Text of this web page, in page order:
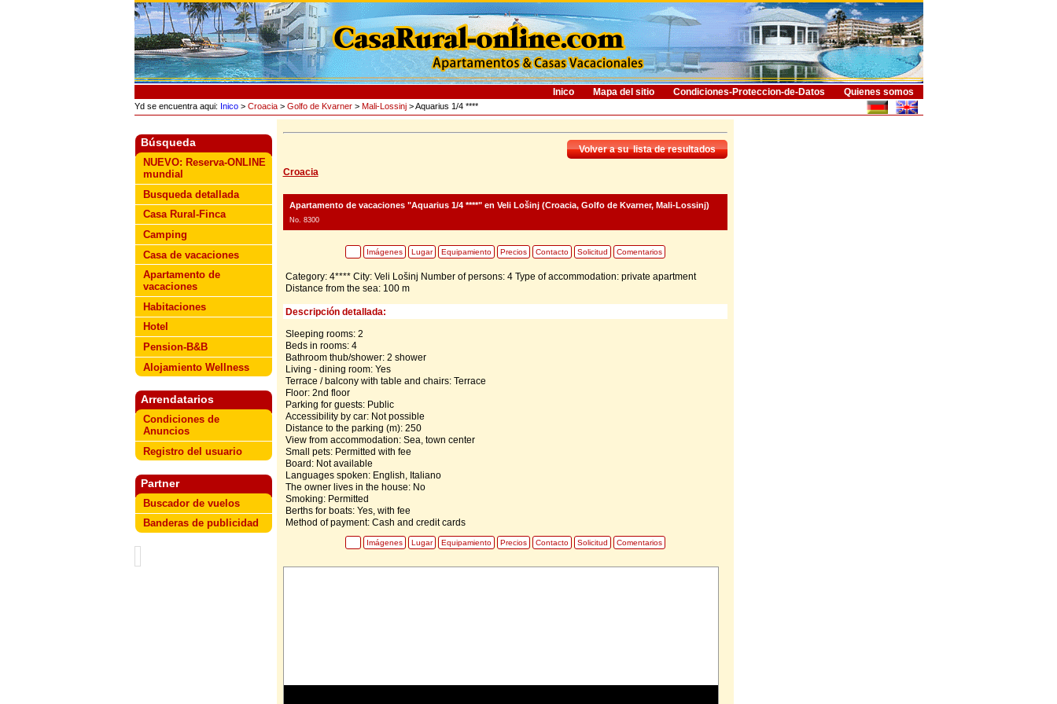
Inico Mapa del sitio Condiciones-Proteccion-de-Datos Quienes somos
Yd se encuentra aqui: Inico> Croacia> Golfo de Kvarner> Mali-Lossinj> Aquarius 1/4 ****
Búsqueda
NUEVO: Reserva-ONLINE
mundial
Busqueda detallada
Casa Rural-Finca
Camping
Casa de vacaciones
Apartamento de
vacaciones
Habitaciones
Hotel
Pension-B&B
Alojamiento Wellness
Arrendatarios
Condiciones de
Anuncios
Registro del usuario
Partner
Buscador de vuelos
Banderas de publicidad
Volver a su lista de resultados
Croacia
Apartamento de vacaciones "Aquarius 1/4 ****"en Veli Lošinj (Croacia, Golfo de Kvarner, Mali-Lossinj)
No. 8300
Imágenes Lugar Equipamiento Precios Contacto Solicitud Comentarios
Category: 4**** City: Veli Lošinj Number of persons: 4 Type of accommodation: private apartment
Distance from the sea: 100 m
Descripción detallada:
Sleeping rooms: 2
Beds in rooms: 4
Bathroom thub/shower: 2 shower
Living - dining room: Yes
Terrace / balcony with table and chairs: Terrace
Floor: 2nd floor
Parking for guests: Public
Accessibility by car: Not possible
Distance to the parking (m): 250
View from accommodation: Sea, town center
Small pets: Permitted with fee
Board: Not available
Languages spoken: English, Italiano
The owner lives in the house: No
Smoking: Permitted
Berths for boats: Yes, with fee
Method of payment: Cash and credit cards
Imágenes Lugar Equipamiento Precios Contacto Solicitud Comentarios